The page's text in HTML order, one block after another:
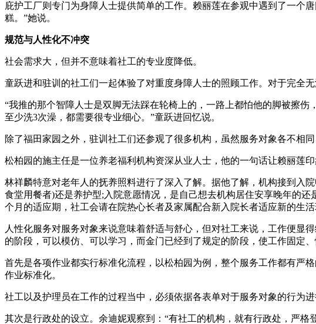
庇护工厂则专门为身障人士提供简单的工作。赖丽莲在参观中遇到了一个
糕。”她说。
规范与人性化不冲突
社会需求大，但并不意味着社工的专业度降低。
童跃进和驻训的社工们一起体验了对重度身障人士的照顾工作。对于完全
“我推的那个智障人士是双脚无法踩在轮椅上的，一路上都怕他的脚被擦
至少洗3次澡，都需要很专业细心。”童跃进回忆说。
除了福田家园之外，驻训社工们还参观了很多机构，虽然服务对象各不相
松柏园的施主任是一位养老福利机构资深从业人士，他的一句话让赖丽莲
林祥麟特意对老年人的抚养照料进行了深入了解。据他了解，机构接到入
食堂用餐者)还是养护型;入院意愿情况，是自己想去机构居住安享晚年的
个月的适应期，社工会请在院热心长者及家属配合新入院长者适应新的生
人性化服务对服务对象来说意味着舒适与舒心，但对社工来说，工作便显
的阶段，可以模仿、可以学习，而金门已经到了规定的阶段，使工作固定
首先是各项作业都实行标准化流程，以松柏园为例，整个服务工作都有严
作业标准化。
社工以及护理员在工作的过程当中，必须依据各表单对于服务对象的行为
其次是行政处的设立。余迪妮观察到：“有社工的机构，就有行政处，严